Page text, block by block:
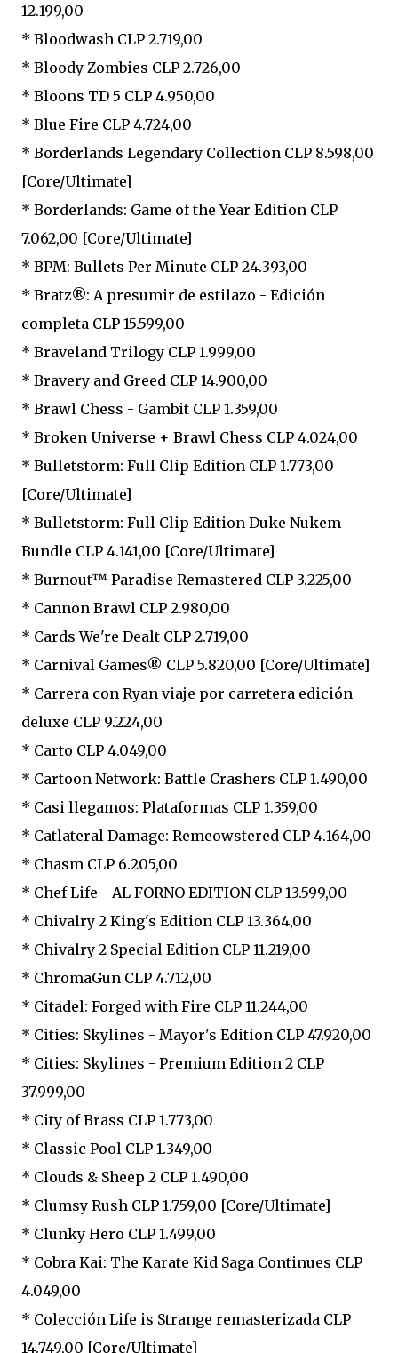
12.199,00
* Bloodwash CLP 2.719,00
* Bloody Zombies CLP 2.726,00
* Bloons TD 5 CLP 4.950,00
* Blue Fire CLP 4.724,00
* Borderlands Legendary Collection CLP 8.598,00
[Core/Ultimate]
* Borderlands: Game of the Year Edition CLP
7.062,00 [Core/Ultimate]
* BPM: Bullets Per Minute CLP 24.393,00
* Bratz®: A presumir de estilazo - Edición
completa CLP 15.599,00
* Braveland Trilogy CLP 1.999,00
* Bravery and Greed CLP 14.900,00
* Brawl Chess - Gambit CLP 1.359,00
* Broken Universe + Brawl Chess CLP 4.024,00
* Bulletstorm: Full Clip Edition CLP 1.773,00
[Core/Ultimate]
* Bulletstorm: Full Clip Edition Duke Nukem
Bundle CLP 4.141,00 [Core/Ultimate]
* Burnout™ Paradise Remastered CLP 3.225,00
* Cannon Brawl CLP 2.980,00
* Cards We're Dealt CLP 2.719,00
* Carnival Games® CLP 5.820,00 [Core/Ultimate]
* Carrera con Ryan viaje por carretera edición
deluxe CLP 9.224,00
* Carto CLP 4.049,00
* Cartoon Network: Battle Crashers CLP 1.490,00
* Casi llegamos: Plataformas CLP 1.359,00
* Catlateral Damage: Remeowstered CLP 4.164,00
* Chasm CLP 6.205,00
* Chef Life - AL FORNO EDITION CLP 13.599,00
* Chivalry 2 King's Edition CLP 13.364,00
* Chivalry 2 Special Edition CLP 11.219,00
* ChromaGun CLP 4.712,00
* Citadel: Forged with Fire CLP 11.244,00
* Cities: Skylines - Mayor's Edition CLP 47.920,00
* Cities: Skylines - Premium Edition 2 CLP
37.999,00
* City of Brass CLP 1.773,00
* Classic Pool CLP 1.349,00
* Clouds & Sheep 2 CLP 1.490,00
* Clumsy Rush CLP 1.759,00 [Core/Ultimate]
* Clunky Hero CLP 1.499,00
* Cobra Kai: The Karate Kid Saga Continues CLP
4.049,00
* Colección Life is Strange remasterizada CLP
14.749,00 [Core/Ultimate]